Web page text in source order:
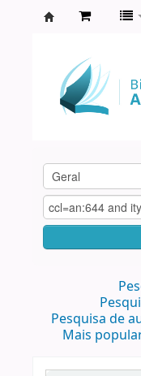
Agamenon
Magalhães
Pesquisa de
Mais